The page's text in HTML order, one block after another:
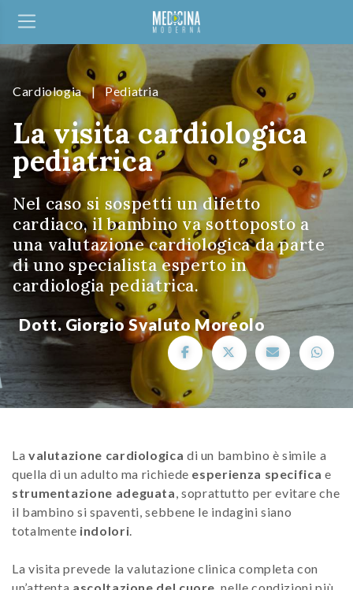
Cardiologia | Pediatria
La visita cardiologica
pediatrica
Nel caso si sospetti un difetto
cardiaco, il bambino va sottoposto a
una valutazione cardiologica da parte
di uno specialista esperto in
cardiologia pediatrica.
Dott. Giorgio Svaluto Moreolo
La valutazione cardiologica di un bambino è simile a
quella di un adulto ma richiede esperienza specifica e
strumentazione adeguata, soprattutto per evitare che
il bambino si spaventi, sebbene le indagini siano
totalmente indolori.
La visita prevede la valutazione clinica completa con